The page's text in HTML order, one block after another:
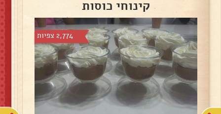
קינוחי כוסות
2,774 צפיות